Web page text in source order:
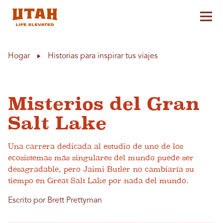
Hogar Historias para inspirar tus viajes
Misterios del Gran
Salt Lake
Una carrera dedicada al estudio de uno de los
ecosistemas más singulares del mundo puede ser
desagradable, pero Jaimi Butler no cambiaría su
tiempo en Great Salt Lake por nada del mundo.
Escrito por Brett Prettyman